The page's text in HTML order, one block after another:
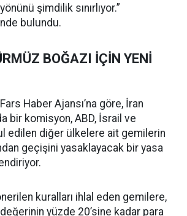
şimdilik sınırlıyor.”
bulundu.
BOĞAZI İÇİN YENİ
Fars Haber Ajansı’na göre, İran
bir komisyon, ABD, İsrail ve
edilen diğer ülkelere ait gemilerin
geçişini yasaklayacak bir yasa
kuralları ihlal eden gemilere,
değerinin yüzde 20’sine kadar para